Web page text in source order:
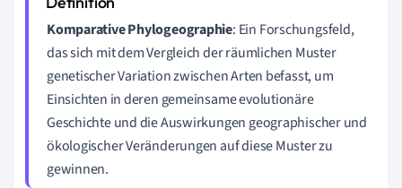
Komparative Phylogeographie: Ein Forschungsfeld,
das sich mit dem Vergleich der räumlichen Muster
genetischer Variation zwischen Arten befasst, um
Einsichten in deren gemeinsame evolutionäre
Geschichte und die Auswirkungen geographischer und
ökologischer Veränderungen auf diese Muster zu
gewinnen.